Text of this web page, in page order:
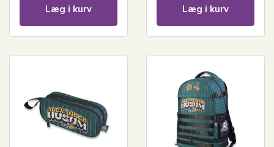
Læg i kurv Læg i kurv